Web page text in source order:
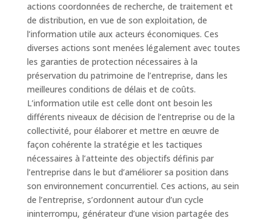
actions coordonnées de recherche, de traitement et
de distribution, en vue de son exploitation, de
l’information utile aux acteurs économiques. Ces
diverses actions sont menées légalement avec toutes
les garanties de protection nécessaires à la
préservation du patrimoine de l’entreprise, dans les
meilleures conditions de délais et de coûts.
L’information utile est celle dont ont besoin les
différents niveaux de décision de l’entreprise ou de la
collectivité, pour élaborer et mettre en œuvre de
façon cohérente la stratégie et les tactiques
nécessaires à l’atteinte des objectifs définis par
l’entreprise dans le but d’améliorer sa position dans
son environnement concurrentiel. Ces actions, au sein
de l’entreprise, s’ordonnent autour d’un cycle
ininterrompu, générateur d’une vision partagée des